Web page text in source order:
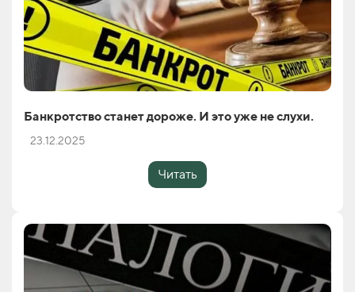
Банкротство станет дороже. И это уже не слухи.
23.12.2025
Читать